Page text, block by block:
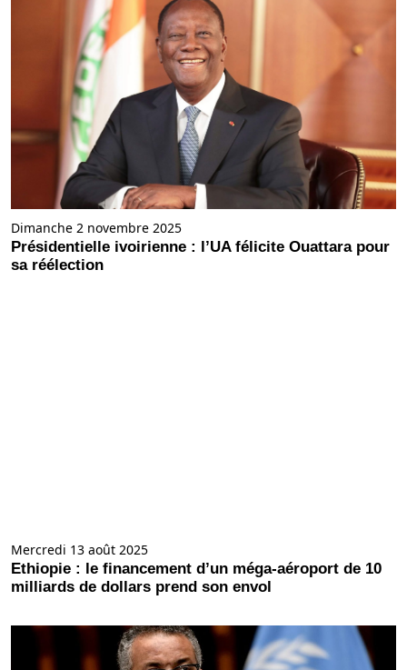
Dimanche 2 novembre 2025
Présidentielle ivoirienne : l’UA félicite Ouattara pour
sa réélection
Mercredi 13 août 2025
Ethiopie : le financement d’un méga-aéroport de 10
milliards de dollars prend son envol